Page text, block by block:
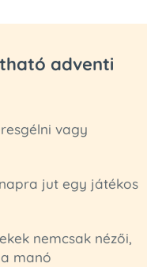
adventi
vagy
jut egy játékos
nemcsak nézői,
manó